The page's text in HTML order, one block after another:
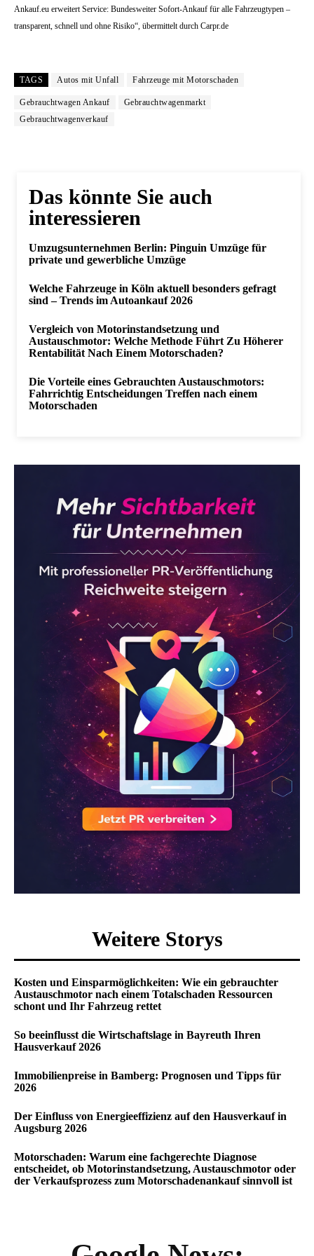
Ankauf.eu erweitert Service: Bundesweiter Sofort-Ankauf für alle Fahrzeugtypen –
transparent, schnell und ohne Risiko“, übermittelt durch Carpr.de
TAGS Autos mit Unfall Fahrzeuge mit Motorschaden
Gebrauchtwagen Ankauf
Gebrauchtwagenmarkt
Gebrauchtwagenverkauf
Das könnte Sie auch
interessieren
Umzugsunternehmen Berlin: Pinguin Umzüge für
private und gewerbliche Umzüge
Welche Fahrzeuge in Köln aktuell besonders gefragt
sind – Trends im Autoankauf 2026
Vergleich von Motorinstandsetzung und
Austauschmotor: Welche Methode Führt Zu Höherer
Rentabilität Nach Einem Motorschaden?
Die Vorteile eines Gebrauchten Austauschmotors:
Fahrrichtig Entscheidungen Treffen nach einem
Motorschaden
Weitere Storys
Kosten und Einsparmöglichkeiten: Wie ein gebrauchter
Austauschmotor nach einem Totalschaden Ressourcen
schont und Ihr Fahrzeug rettet
So beeinflusst die Wirtschaftslage in Bayreuth Ihren
Hausverkauf 2026
Immobilienpreise in Bamberg: Prognosen und Tipps für
2026
Der Einfluss von Energieeffizienz auf den Hausverkauf in
Augsburg 2026
Motorschaden: Warum eine fachgerechte Diagnose
entscheidet, ob Motorinstandsetzung, Austauschmotor oder
der Verkaufsprozess zum Motorschadenankauf sinnvoll ist